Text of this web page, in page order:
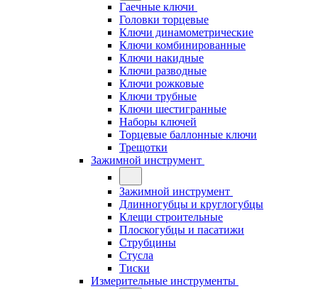
Гаечные ключи
Головки торцевые
Ключи динамометрические
Ключи комбинированные
Ключи накидные
Ключи разводные
Ключи рожковые
Ключи трубные
Ключи шестигранные
Наборы ключей
Торцевые баллонные ключи
Трещотки
Зажимной инструмент
Зажимной инструмент
Длинногубцы и круглогубцы
Клещи строительные
Плоскогубцы и пасатижи
Струбцины
Стусла
Тиски
Измерительные инструменты